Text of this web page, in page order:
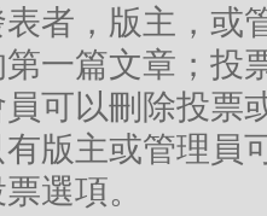
者，版主，或
一篇文章；投
可以刪除投票
版主或管理員
選項。